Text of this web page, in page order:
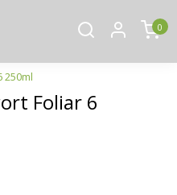
0
250ml
Foliar 6